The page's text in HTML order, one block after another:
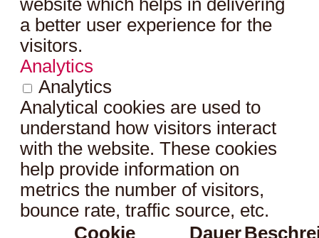
website which helps in delivering
a better user experience for the
visitors.
Analytics
Analytics
Analytical cookies are used to
understand how visitors interact
with the website. These cookies
help provide information on
metrics the number of visitors,
bounce rate, traffic source, etc.
Cookie
Dauer